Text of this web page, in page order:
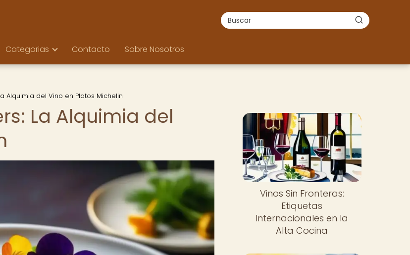
Categorias Contacto Sobre Nosotros
Alquimia del Vino en Platos Michelin
La Alquimia del
Vinos Sin Fronteras:
Etiquetas
Internacionales en la
Alta Cocina